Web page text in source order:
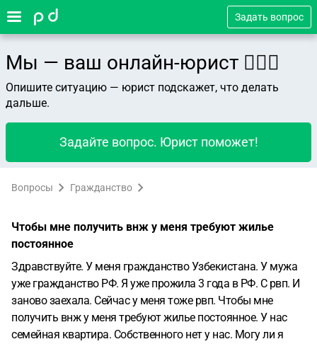
Задать вопрос
Мы — ваш онлайн-юрист 👨🏻‍⚖️
Опишите ситуацию — юрист подскажет, что делать
дальше.
Задайте вопрос. Юрист поможет!
Вопросы Гражданство
Чтобы мне получить внж у меня требуют жилье
постоянное
Здравствуйте. У меня гражданство Узбекистана. У мужа
уже гражданство РФ. Я уже прожила 3 года в РФ. С рвп. И
заново заехала. Сейчас у меня тоже рвп. Чтобы мне
получить внж у меня требуют жилье постоянное. У нас
семейная квартира. Собственного нет у нас. Могу ли я